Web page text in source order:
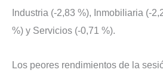
Industria (-2,83 %), Inmobiliaria (-
%) y Servicios (-0,71 %).
Los peores rendimientos de la